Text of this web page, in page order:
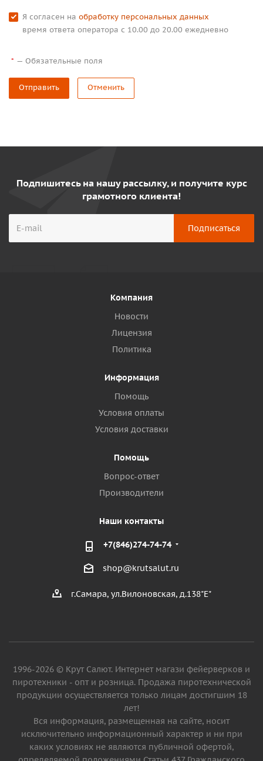
Я согласен на обработку персональных данных
время ответа оператора с 10.00 до 20.00 ежедневно
* — Обязательные поля
Отправить Отменить
Подпишитесь на нашу рассылку, и получите курс
грамотного клиента!
Компания
Новости
Лицензия
Политика
Информация
Помощь
Условия оплаты
Условия доставки
Помощь
Вопрос-ответ
Производители
Наши контакты
+7(846)274-74-74
shop@krutsalut.ru
г.Самара, ул.Вилоновская, д.138"Е"
1996-2026 © Крут Салют. Интернет магази фейерверков и
пиротехники - опт и розница. Продажа пиротехнической
продукции осуществляется только лицам достигшим 18
лет!
Вся информация, размещенная на сайте, носит
исключительно информационный характер и ни при
каких условиях не являются публичной офертой,